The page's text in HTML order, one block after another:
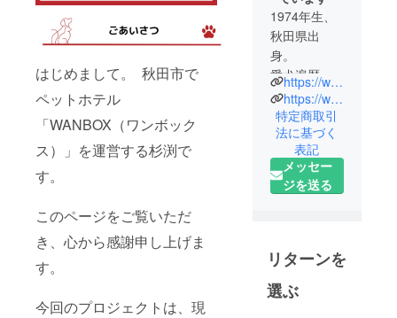
はじめまして。 秋田市で
ペットホテル
「WANBOX（ワンボック
ス）」を運営する杉渕で
す。
このページをご覧いただ
き、心から感謝申し上げま
す。
今回のプロジェクトは、現
1974年生、
秋田県出
身。
愛犬遍歴は
秋田犬～柴
犬～ポメラ
ニアン～
ボーダーコ
リー。
開業して現
https://www.instagram.com/wanbox2022/
https://www.youtube.com/@wanbox
特定商取引
法に基づく
表記
メッセー
ジを送る
リターンを
選ぶ